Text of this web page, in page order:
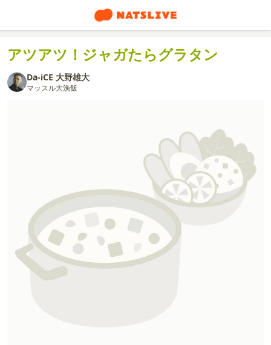
アツアツ！ジャガたらグラタン
Da-iCE 大野雄大
マッスル大漁飯